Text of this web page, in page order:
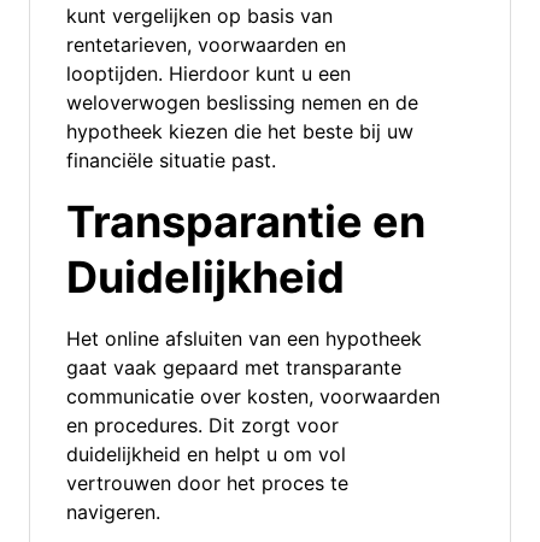
kunt vergelijken op basis van
rentetarieven, voorwaarden en
looptijden. Hierdoor kunt u een
weloverwogen beslissing nemen en de
hypotheek kiezen die het beste bij uw
financiële situatie past.
Transparantie en
Duidelijkheid
Het online afsluiten van een hypotheek
gaat vaak gepaard met transparante
communicatie over kosten, voorwaarden
en procedures. Dit zorgt voor
duidelijkheid en helpt u om vol
vertrouwen door het proces te
navigeren.